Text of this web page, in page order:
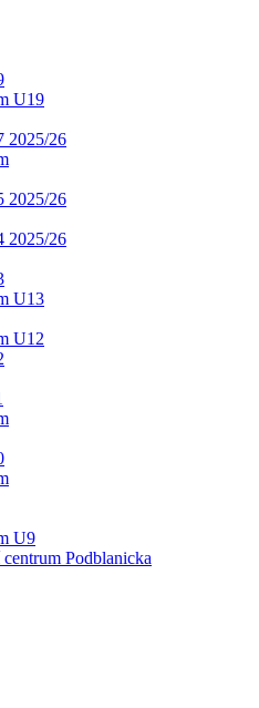
U19
2025/26
2025/26
2025/26
U13
U12
U9
Podblanicka